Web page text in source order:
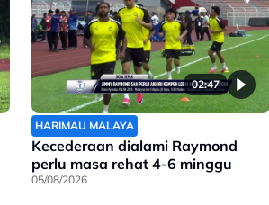
02:47
HARIMAU MALAYA
Kecederaan dialami Raymond
perlu masa rehat 4-6 minggu
05/08/2026